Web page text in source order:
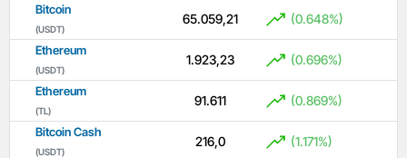
Bitcoin
(USDT)
65.059,21 (0.648%)
Ethereum
(USDT)
1.923,23 (0.696%)
Ethereum
(TL)
91.611 (0.869%)
Bitcoin Cash
(USDT)
216,0 (1.171%)